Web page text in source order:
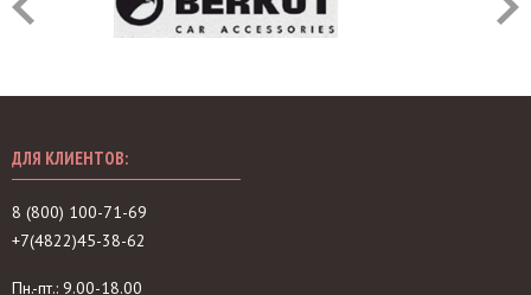
ДЛЯ КЛИЕНТОВ:
8 (800) 100-71-69
+7(4822)45-38-62
Пн.-пт.: 9.00-18.00